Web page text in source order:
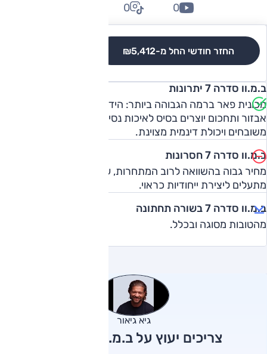
החזר חודשי החל מ-₪5,412
0
0
ב.מ.וו סדרה 7 יתרונות
מכונית פאר ברמה הגבוהה ביותר: הידור, ביצוע, טכנולוגיה,
אבזור ותחכום יוצרים בסיס לאיכות נסיעה גבוהה, ביצועים
משובחים ויכולת דינמית מצוינת.
ב.מ.וו סדרה 7 חסרונות
מחיר גבוה בהשוואה לרוב המתחרות, עיצוב חוץ ופנים אינם
מתעלים ליצירת ייחודיות כראוי.
ב.מ.וו סדרה 7 בשורה תחתונה
מהטובות מסוגה ובכלל.
גיא גיאור
צריכים יעוץ על ב.מ.וו סדרה 7?